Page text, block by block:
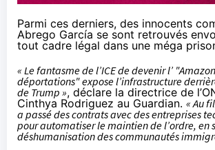
Parmi ces derniers, des innocents
Abrego García se sont retrouvés
tout cadre légal dans une méga
« Le fantasme de l’ICE de devenir l’
déportations" expose l’infrastructure
de Trump », déclare la directrice de
Cinthya Rodriguez au Guardian. « Au
a passé des contrats avec des entreprises
pour automatiser le maintien de l’ordre, en
déshumanisation des communautés